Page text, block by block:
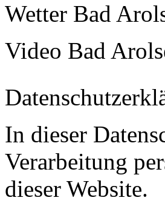
Wetter Bad
Video Bad
In dieser
Verarbeitung
dieser Website.